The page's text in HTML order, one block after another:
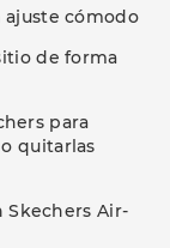
ajuste cómodo
de forma
para
quitarlas
Air-